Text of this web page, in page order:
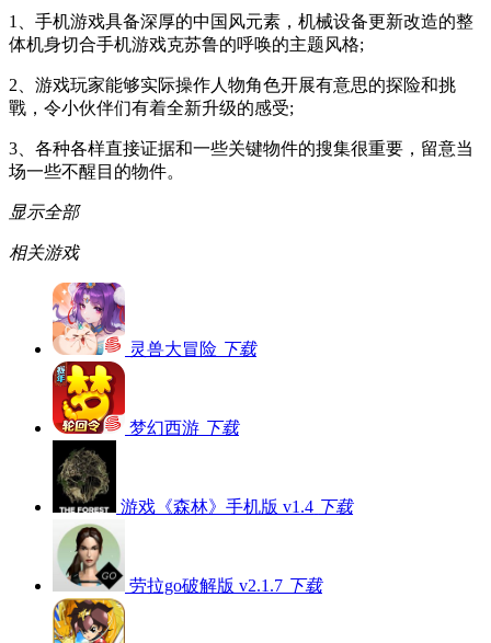
1、手机游戏具备深厚的中国风元素，机械设备更新改造的整
体机身切合手机游戏克苏鲁的呼唤的主题风格;
2、游戏玩家能够实际操作人物角色开展有意思的探险和挑
戰，令小伙伴们有着全新升级的感受;
3、各种各样直接证据和一些关键物件的搜集很重要，留意当
场一些不醒目的物件。
显示全部
相关游戏
灵兽大冒险 下载
梦幻西游 下载
游戏《森林》手机版 v1.4 下载
劳拉go破解版 v2.1.7 下载